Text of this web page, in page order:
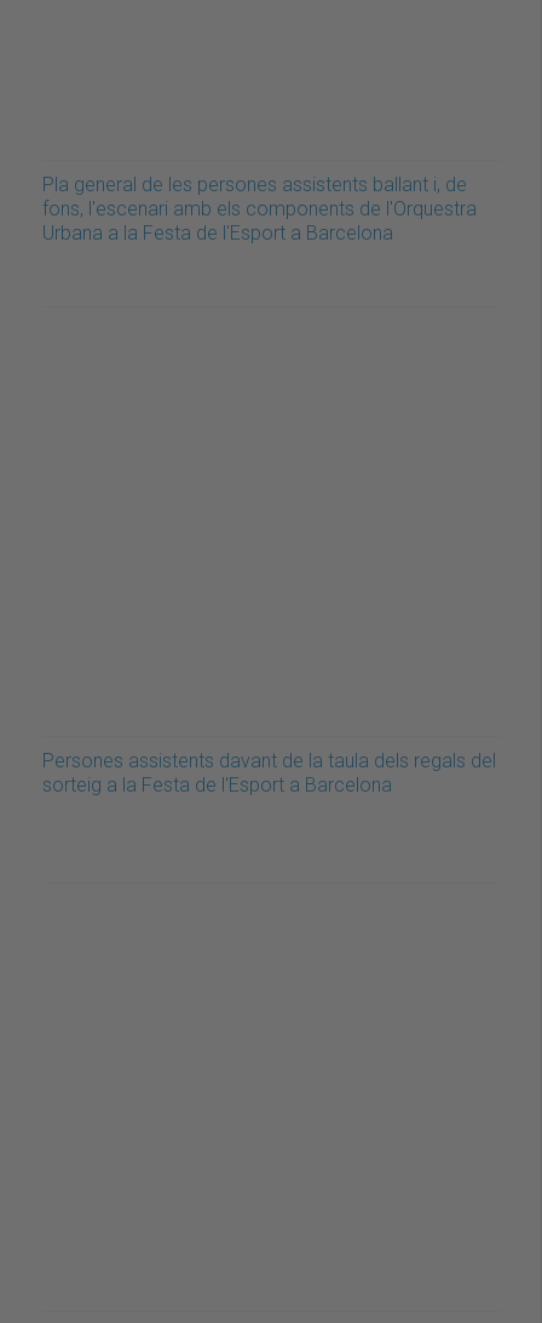
Pla general de les persones assistents ballant i, de
fons, l'escenari amb els components de l'Orquestra
Urbana a la Festa de l'Esport a Barcelona
Persones assistents davant de la taula dels regals del
sorteig a la Festa de l'Esport a Barcelona